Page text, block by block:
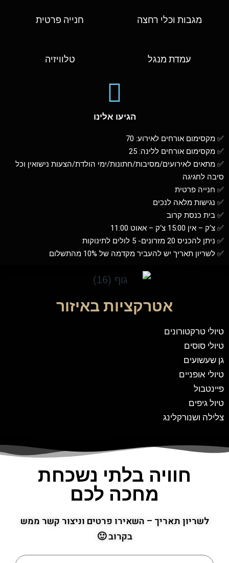
מגבות וכלי רחצה חנייה פרטית
עמדת מנגל טלוויזיה
הגיעו אלינו
✅ מקסימום אורחים לאירוע: 70
✅ מקסימום אורחים ללינה: 25
✅ מתאים לאירועים/מסיבות/חתונות/ימי הולדת/הצעות נישואין וכל
סיבה לחגיגה
✅ חנייה פרטית
✅ נגישות מלאה לנכים
✅ בית כנסת קרוב
✅ צ‘ק – אין 15:00 צ‘ק – אאוט 11:00
✅ ניתן להכניס 20 מזרונים- 5 לולים לתינוקות
✅ לשריון תאריך יש להעביר מקדמה של 10% מהתשלום
אטרקציות באיזור
טיולי טרקטורונים
טיולי סוסים
גן שעשועים
טיולי אופניים
פיינטבול
טיול גיפים
צלילה ושנורקלינג
חוויה בלתי נשכחת
מחכה לכם
לשריון תאריך – השאירו פרטים וניצור קשר ממש
בקרוב 🙂